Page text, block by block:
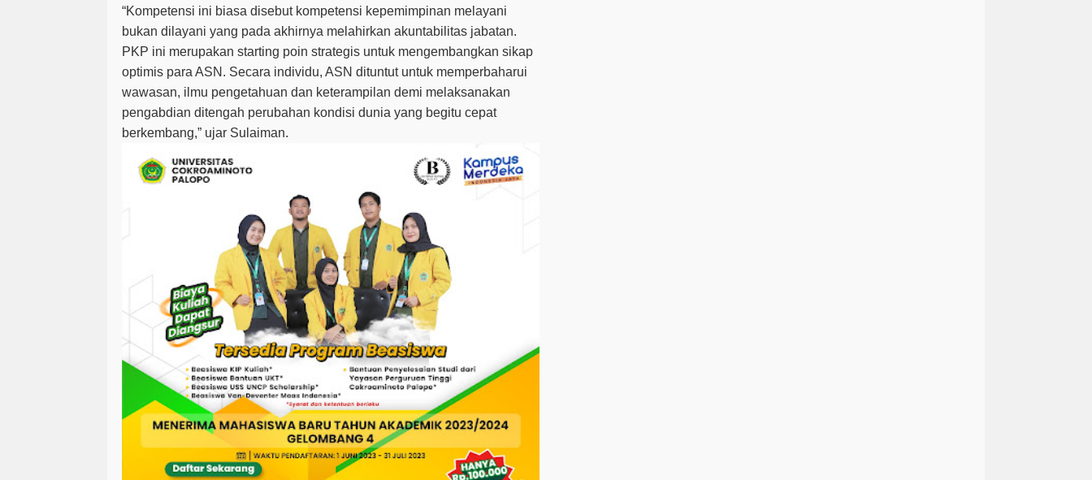
“Kompetensi ini biasa disebut kompetensi kepemimpinan melayani
bukan dilayani yang pada akhirnya melahirkan akuntabilitas jabatan.
PKP ini merupakan starting poin strategis untuk mengembangkan sikap
optimis para ASN. Secara individu, ASN dituntut untuk memperbaharui
wawasan, ilmu pengetahuan dan keterampilan demi melaksanakan
pengabdian ditengah perubahan kondisi dunia yang begitu cepat
berkembang,” ujar Sulaiman.